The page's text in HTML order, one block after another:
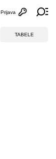
Otvori
Prijava
TABELE